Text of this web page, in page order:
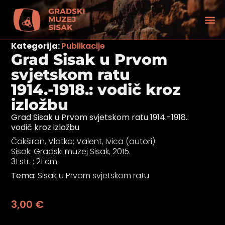
Kategorija:Publikacije
Grad Sisak u Prvom
svjetskom ratu
1914.-1918.: vodič kroz
izložbu
Grad Sisak u Prvom svjetskom ratu 1914.-1918.:
vodič kroz izložbu
Čakširan, Vlatko; Valent, Ivica (autori)
Sisak: Gradski muzej Sisak, 2015.
31 str. ; 21 cm
Tema: Sisak u Prvom svjetskom ratu
3,00 €